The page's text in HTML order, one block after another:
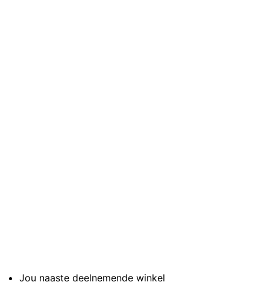
Jou naaste deelnemende winkel